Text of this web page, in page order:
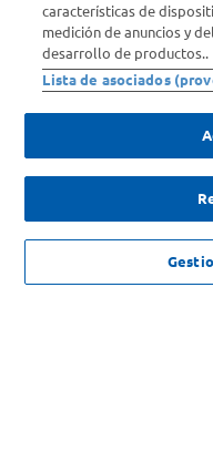
Comprá Online
características de
medición de anuncios y
desarrollo de productos..
Lista de asociados